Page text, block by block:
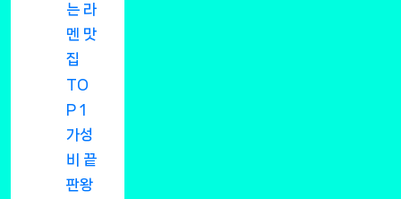
는 라
멘 맛
집
TO
P 1
가성
비 끝
판왕